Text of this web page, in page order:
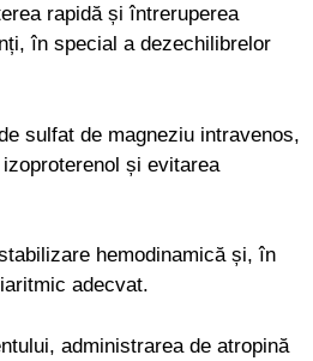
rapidă și întreruperea
în special a dezechilibrelor
sulfat de magneziu intravenos,
și evitarea
hemodinamică și, în
adecvat.
administrarea de atropină